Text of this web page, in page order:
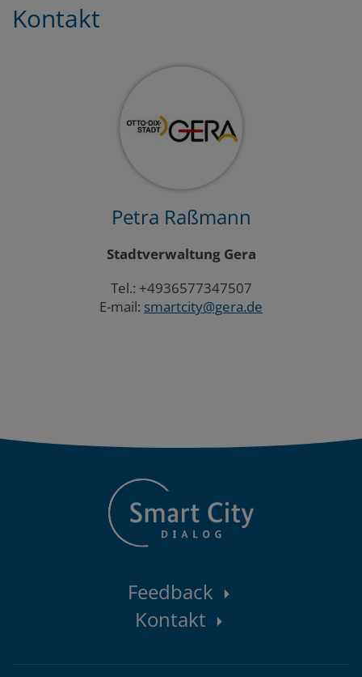
Kontakt
Petra Raßmann
Stadtverwaltung Gera
Tel.: +4936577347507
E-mail: smartcity@gera.de
Kontaktbereich
Feedback
Kontakt